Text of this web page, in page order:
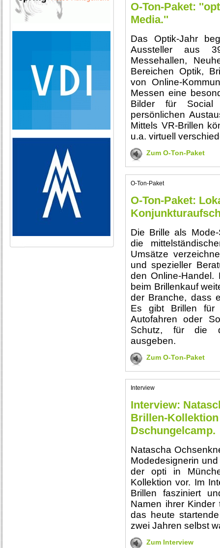
O-Ton-Paket:
Media.''
Das Optik-Jahr
Aussteller aus
Messehallen,
Bereichen Optik,
von Online-
Messen eine
Bilder für Social
persönlichen
Mittels VR-Brillen
u.a. virtuell
Zum O-Ton-Paket
O-Ton-Paket
O-Ton-Paket:
Die Brille als
die
Umsätze
und spezieller
den Online-Handel.
beim Brillenkauf
der Branche, dass
Es gibt Brillen für
Autofahren oder
Schutz, für die
ausgeben.
Zum O-Ton-Paket
Interview
Interview:
Brillen-
Dschungelcamp.
Natascha
Modedesignerin
der opti in
Kollektion vor. Im
Brillen fasziniert
Namen ihrer Kinder
das heute
zwei Jahren selbst
Zum Interview